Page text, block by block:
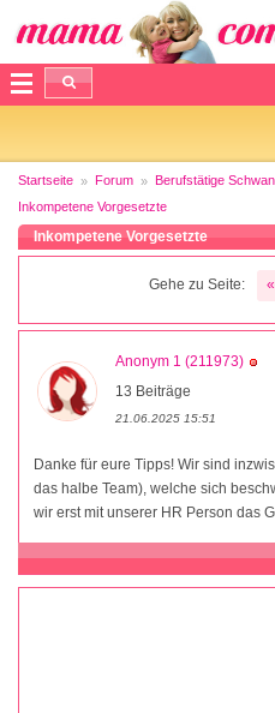
Startseite Forum
Berufstätige
Inkompetene Vorgesetzte
Inkompetene Vorgesetzte
Gehe zu Seite:
Anonym 1 (211973)
13 Beiträge
21.06.2025 15:51
Danke für eure Tipps! Wir sind
das halbe Team), welche sich
wir erst mit unserer HR Person das